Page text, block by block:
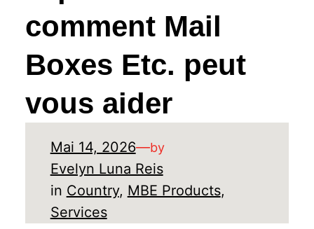
comment Mail
Boxes Etc. peut
vous aider
Mai 14, 2026—by
Evelyn Luna Reis
in Country, MBE Products
Services